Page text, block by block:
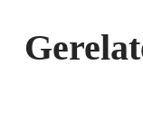
AI bij